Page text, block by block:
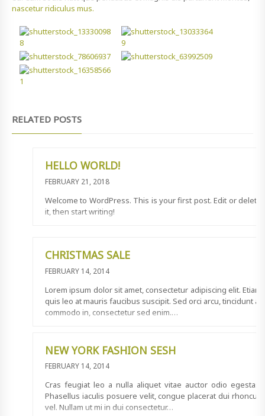
nascetur ridiculus mus.
RELATED POSTS
HELLO WORLD!
FEBRUARY 21, 2018
Welcome to WordPress. This is your first post. Edit or delete
it, then start writing!
CHRISTMAS SALE
FEBRUARY 14, 2014
Lorem ipsum dolor sit amet, consectetur adipiscing elit. Etiam
quis leo at mauris faucibus suscipit. Sed orci arcu, tincidunt at
commodo in, consectetur sed enim.…
NEW YORK FASHION SESH
FEBRUARY 14, 2014
Cras feugiat leo a nulla aliquet vitae auctor odio egestas.
Phasellus iaculis posuere velit, congue placerat dui rhoncus
vel. Nullam ut mi in dui consectetur…